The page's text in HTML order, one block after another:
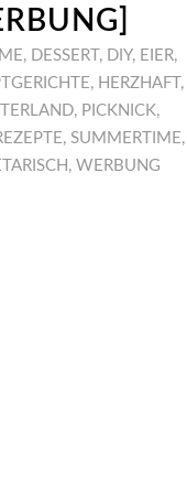
, DESSERT , DIY, EIER,
, HERZHAFT ,
, PICKNICK,
, SUMMERTIME,
, WERBUNG